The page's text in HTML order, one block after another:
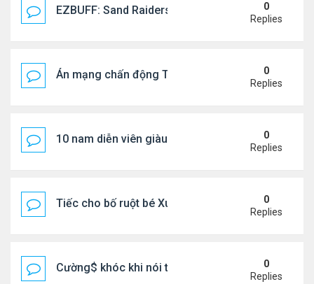
EZBUFF: Sand Raiders of Sophie Farming
0
Replies
Án mạng chấn động Thái lan: hai chị em người
0
Replies
10 nam diễn viên giàu nhất Trung Quốc 2026
0
Replies
Tiếc cho bố ruột bé Xuân Mai ở Mỹ
0
Replies
Cường$ khóc khi nói thật về hôn nhân
0
Replies